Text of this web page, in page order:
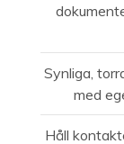
Synliga,
med
Håll